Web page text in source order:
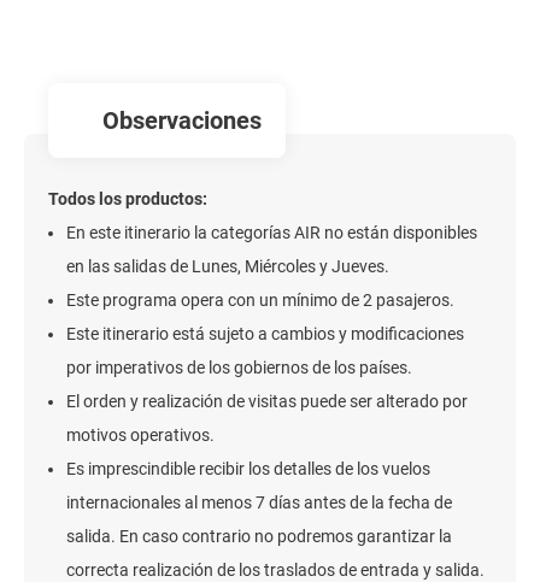
observaciones
Todos los productos:
En este itinerario la categorías AIR no están disponibles
en las salidas de Lunes, Miércoles y Jueves.
Este programa opera con un mínimo de 2 pasajeros.
Este itinerario está sujeto a cambios y modificaciones
por imperativos de los gobiernos de los países.
El orden y realización de visitas puede ser alterado por
motivos operativos.
Es imprescindible recibir los detalles de los vuelos
internacionales al menos 7 días antes de la fecha de
salida. En caso contrario no podremos garantizar la
correcta realización de los traslados de entrada y salida.